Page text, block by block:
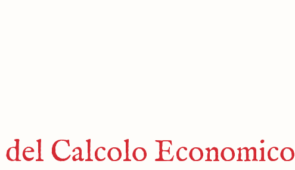
Calcolo Economico